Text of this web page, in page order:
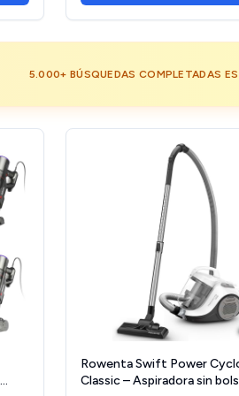
5.000+ BÚSQUEDAS COMPLETADAS
Rowenta Swift Power
Classic – Aspiradora sin